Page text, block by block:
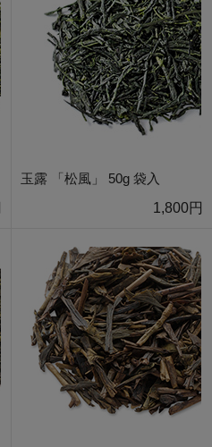
玉露 「松風」 50g 袋入
1,800円